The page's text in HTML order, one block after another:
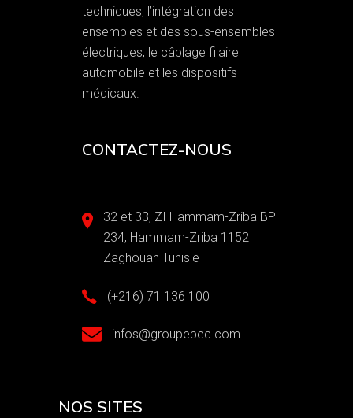
techniques, l’intégration des
ensembles et des sous-ensembles
électriques, le câblage filaire
automobile et les dispositifs
médicaux.
CONTACTEZ-NOUS
32 et 33, ZI Hammam-Zriba BP
234, Hammam-Zriba 1152
Zaghouan Tunisie
(+216) 71 136 100
infos@groupepec.com
NOS SITES